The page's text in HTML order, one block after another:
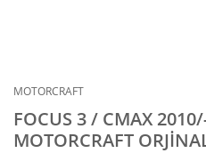
MOTORCRAFT
FOCUS 3 / CMAX
MOTORCRAFT